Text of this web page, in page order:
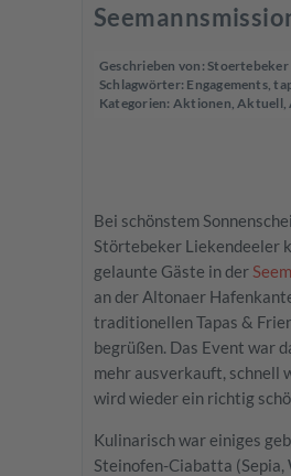
Geschrieben von: Stoertebeker
Schlagwörter: Engagements,
Kategorien: Aktionen Aktuell,
Bei schönstem
Störtebeker Liekendeeler
gelaunte Gäste in der
an der Altonaer
traditionellen Tapas &
begrüßen. Das Event war
mehr ausverkauft, schnell
wird wieder ein richtig
Kulinarisch war einiges
Steinofen-Ciabatta (Sepia,